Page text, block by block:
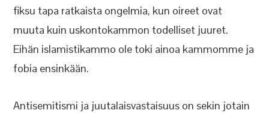
fiksu tapa ratkaista ongelmia, kun oireet ovat
muuta kuin uskontokammon todelliset juuret.
Eihän islamistikammo ole toki ainoa kammomme ja
fobia ensinkään.
Antisemitismi ja juutalaisvastaisuus on sekin jotain